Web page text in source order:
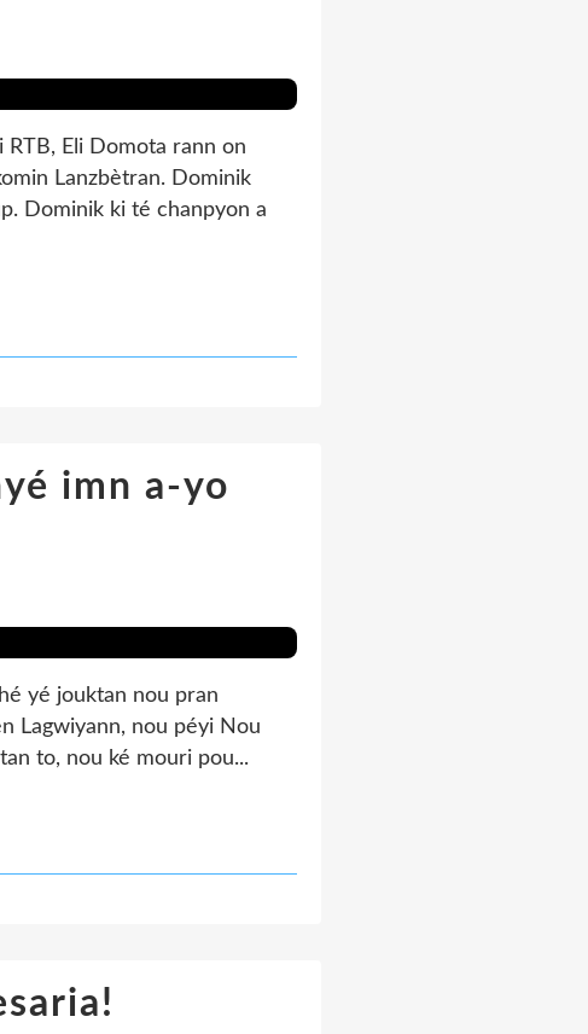
RTB, Eli Domota rann on
Lanzbètran. Dominik
Dominik ki té chanpyon a
imn a-yo
yé jouktan nou pran
Lagwiyann, nou péyi Nou
to, nou ké mouri pou...